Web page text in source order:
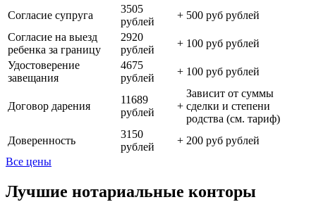
Согласие супруга
3505
рублей
+ 500 руб рублей
Согласие на выезд
ребенка за границу
2920
рублей
+ 100 руб рублей
Удостоверение
завещания
4675
рублей
+ 100 руб рублей
Договор дарения
11689
рублей
+
Зависит от суммы
сделки и степени
родства (см. тариф)
Доверенность
3150
рублей
+ 200 руб рублей
Все цены
Лучшие нотариальные конторы